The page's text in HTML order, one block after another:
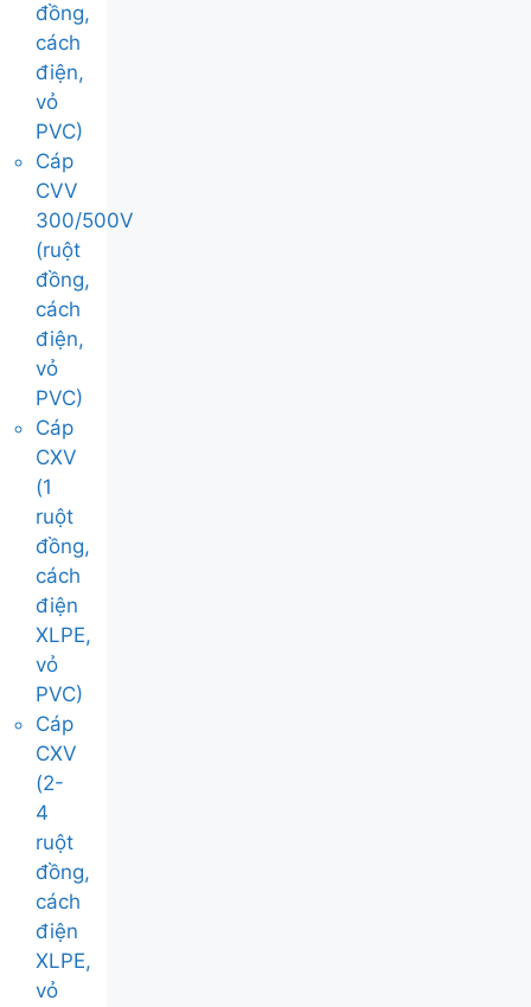
đồng,
cách
điện,
vỏ
PVC)
Cáp
CVV
300/500V
(ruột
đồng,
cách
điện,
vỏ
PVC)
Cáp
CXV
(1
ruột
đồng,
cách
điện
XLPE,
vỏ
PVC)
Cáp
CXV
(2-
4
ruột
đồng,
cách
điện
XLPE,
vỏ